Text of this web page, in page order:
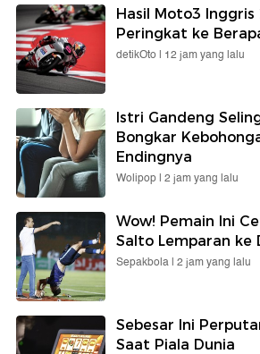
Hasil Moto3 Inggris
Peringkat ke
detikOto | 12 jam yang lalu
Istri Gandeng
Bongkar
Endingnya
Wolipop | 2 jam yang lalu
Wow! Pemain Ini
Salto Lemparan ke
Sepakbola | 2 jam yang lalu
Sebesar Ini
Saat Piala Dunia